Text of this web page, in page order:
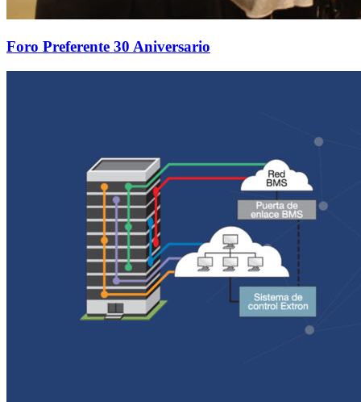
Foro Preferente 30 Aniversario